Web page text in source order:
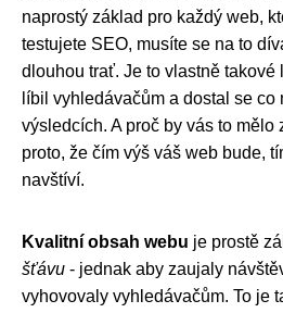
naprostý základ pro každý web,
testujete SEO, musíte se na to
dlouhou trať. Je to vlastně takové
líbil vyhledávačům a dostal se co
výsledcích. A proč by vás to
proto, že čím výš váš web bude,
navštíví.
Kvalitní obsah webu je prostě
šťávu - jednak aby zaujaly
vyhovovaly vyhledávačům. To je